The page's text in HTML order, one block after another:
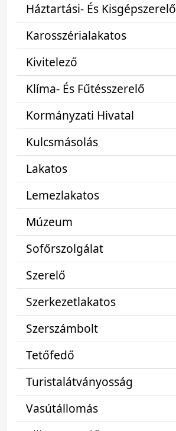
Háztartási- És Kisgépszerelő
Karosszérialakatos
Kivitelező
Klíma- És Fűtésszerelő
Kormányzati Hivatal
Kulcsmásolás
Lakatos
Lemezlakatos
Múzeum
Sofőrszolgálat
Szerelő
Szerkezetlakatos
Szerszámbolt
Tetőfedő
Turistalátványosság
Vasútállomás